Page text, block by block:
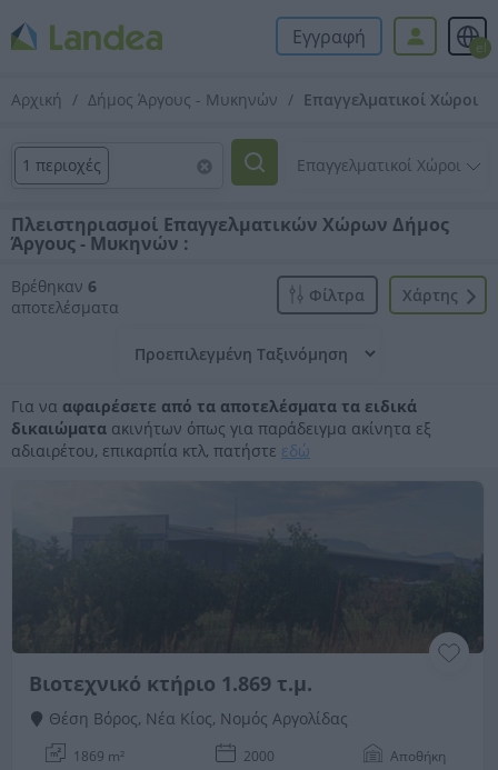
Εγγραφή el
Αρχική Δήμος Άργους - Μυκηνών Επαγγελματικοί Χώροι
1 περιοχές
Πλειστηριασμοί Επαγγελματικών Χώρων Δήμος
Άργους - Μυκηνών :
Βρέθηκαν 6
αποτελέσματα
Xάρτης
Φίλτρα
Για να αφαιρέσετε από τα αποτελέσματα τα ειδικά
δικαιώματα ακινήτων όπως για παράδειγμα ακίνητα εξ
αδιαιρέτου, επικαρπία κτλ, πατήστε εδώ
Βιοτεχνικό κτήριο 1.869 τ.μ.
Θέση Βόρος, Νέα Κίος, Νομός Αργολίδας
1869 m² 2000 Αποθήκη